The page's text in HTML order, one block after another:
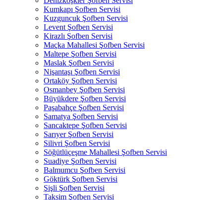
Kumkapı Şofben Servisi
Kuzguncuk Şofben Servisi
Levent Şofben Servisi
Kirazlı Şofben Servisi
Maçka Mahallesi Şofben Servisi
Maltepe Şofben Servisi
Maslak Şofben Servisi
Nişantaşı Şofben Servisi
Ortaköy Şofben Servisi
Osmanbey Şofben Servisi
Büyükdere Şofben Servisi
Paşabahçe Şofben Servisi
Samatya Şofben Servisi
Sancaktepe Şofben Servisi
Sarıyer Şofben Servisi
Silivri Şofben Servisi
Söğütlüçeşme Mahallesi Şofben Servisi
Suadiye Şofben Servisi
Balmumcu Şofben Servisi
Göktürk Şofben Servisi
Şişli Şofben Servisi
Taksim Şofben Servisi